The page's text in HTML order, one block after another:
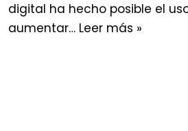
digital ha hecho posible el
aumentar… Leer más »